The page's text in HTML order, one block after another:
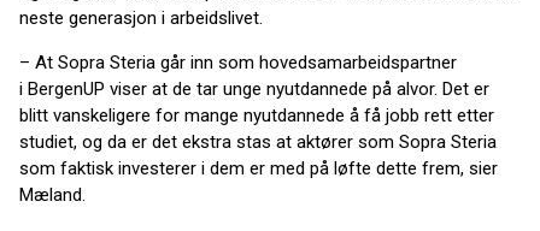
neste generasjon i arbeidslivet.
– At Sopra Steria går inn som hovedsamarbeidspartner
i BergenUP viser at de tar unge nyutdannede på alvor. Det er
blitt vanskeligere for mange nyutdannede å få jobb rett etter
studiet, og da er det ekstra stas at aktører som Sopra Steria
som faktisk investerer i dem er med på løfte dette frem, sier
Mæland.